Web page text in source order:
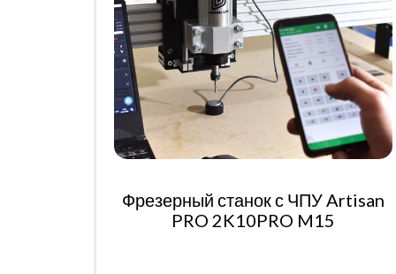
Фрезерный станок с ЧПУ Artisan
PRO 2K10PRO M15